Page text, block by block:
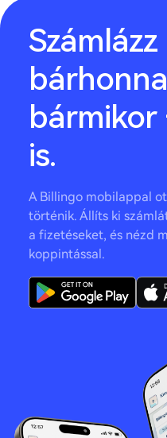
Számlázz
bármikor
is.
A Billingo mobilappal
történik. Állíts ki
a fizetéseket, és nézd
koppintással.